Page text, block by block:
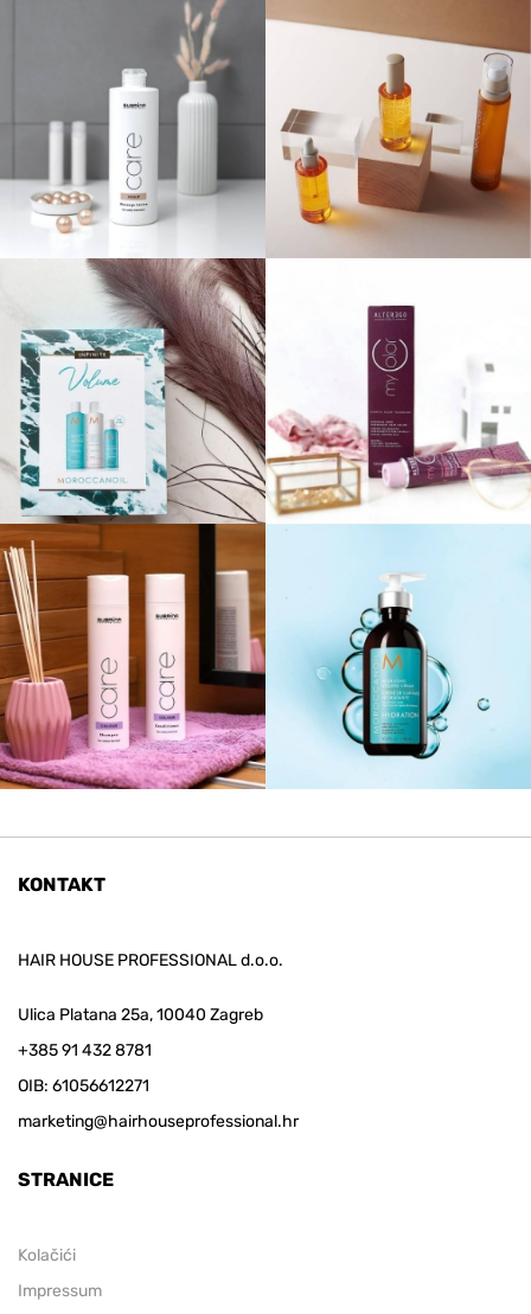
KONTAKT
HAIR HOUSE PROFESSIONAL d.o.o.
Ulica Platana 25a, 10040 Zagreb
+385 91 432 8781
OIB: 61056612271
marketing@hairhouseprofessional.hr
STRANICE
Kolačići
Impressum